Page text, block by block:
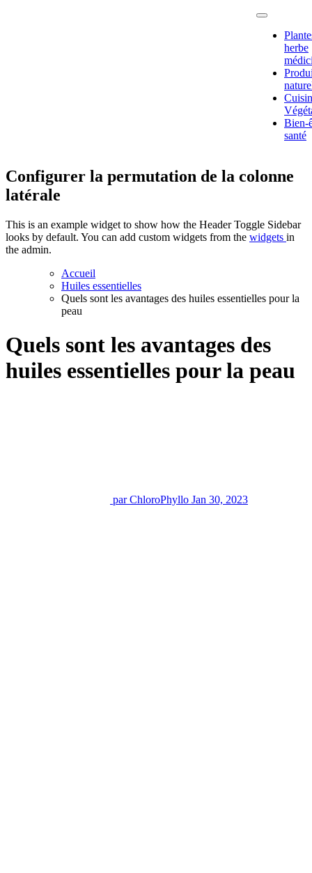
plantes et
légumes
pour notre
herbe
Bien-
santé
Configurer la permutation de la colonne
latérale
This is an example widget to show how the Header Toggle Sidebar
looks by default. You can add custom widgets from the widgets in
the admin.
Accueil
Huiles essentielles
Quels sont les avantages des huiles essentielles pour la
peau
Quels sont les avantages des
huiles essentielles pour la peau
par ChloroPhyllo Jan 30, 2023